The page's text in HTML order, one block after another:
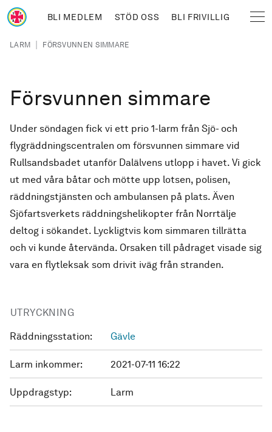
Hoppa till huvudinnehåll
BLI MEDLEM STÖD OSS BLI FRIVILLIG
Länkstig
LARM | FÖRSVUNNEN SIMMARE
Försvunnen simmare
Under söndagen fick vi ett prio 1-larm från Sjö- och
flygräddningscentralen om försvunnen simmare vid
Rullsandsbadet utanför Dalälvens utlopp i havet. Vi gick
ut med våra båtar och mötte upp lotsen, polisen,
räddningstjänsten och ambulansen på plats. Även
Sjöfartsverkets räddningshelikopter från Norrtälje
deltog i sökandet. Lyckligtvis kom simmaren tillrätta
och vi kunde återvända. Orsaken till pådraget visade sig
vara en flytleksak som drivit iväg från stranden.
UTRYCKNING
Räddningsstation: Gävle
Larm inkommer: 2021-07-11 16:22
Uppdragstyp: Larm